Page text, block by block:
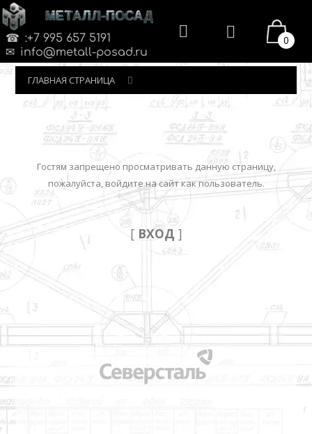
МЕТАЛЛ-ПОСАД
:+7 995 657 5191
info@metall-posad.ru
0
ГЛАВНАЯ СТРАНИЦА
Гостям запрещено просматривать данную страницу,
пожалуйста, войдите на сайт как пользователь.
[ ВХОД ]